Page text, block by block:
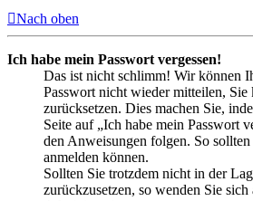
Nach oben
Ich habe mein Passwort vergessen!
Das ist nicht schlimm! Wir können
Passwort nicht wieder mitteilen, Sie
zurücksetzen. Dies machen Sie,
Seite auf „Ich habe mein Passwort
den Anweisungen folgen. So
anmelden können.
Sollten Sie trotzdem nicht in der
zurückzusetzen, so wenden Sie